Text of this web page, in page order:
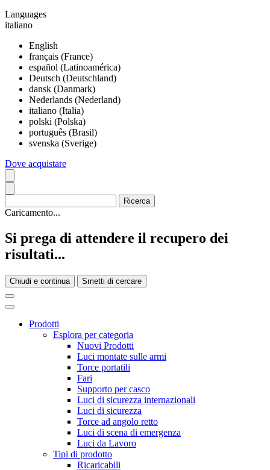
Languages
italiano
English
français (France)
español (Latinoamérica)
Deutsch (Deutschland)
dansk (Danmark)
Nederlands (Nederland)
italiano (Italia)
polski (Polska)
português (Brasil)
svenska (Sverige)
Dove acquistare
Caricamento...
Si prega di attendere il recupero dei
risultati...
Chiudi e continua Smetti di cercare
Prodotti
Esplora per categoria
Nuovi Prodotti
Luci montate sulle armi
Torce portatili
Fari
Supporto per casco
Luci di sicurezza internazionali
Luci di sicurezza
Torce ad angolo retto
Luci di scena di emergenza
Luci da Lavoro
Tipi di prodotto
Ricaricabili